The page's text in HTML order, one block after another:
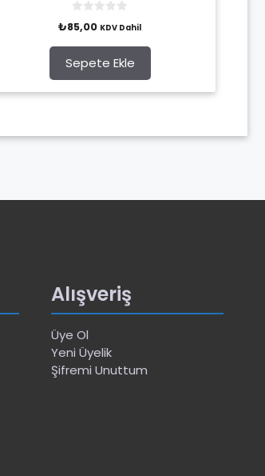
0
o
t
o
f
5
₺85,00 KDV Dahil
Sepete Ekle
Alışveriş
Üye Ol
Yeni Üyelik
Şifremi Unuttum